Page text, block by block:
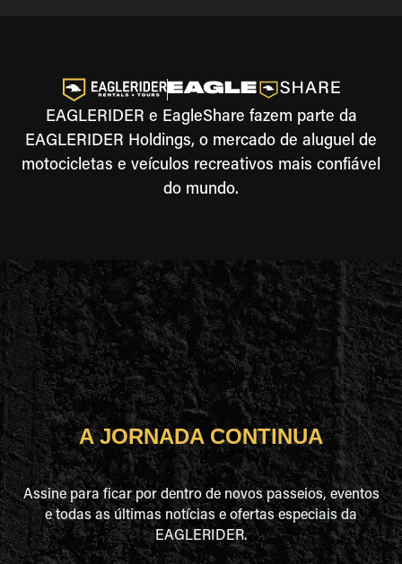
EAGLERIDER e EagleShare fazem parte da
EAGLERIDER Holdings, o mercado de aluguel de
motocicletas e veículos recreativos mais confiável
do mundo.
A JORNADA CONTINUA
Assine para ficar por dentro de novos passeios, eventos
e todas as últimas notícias e ofertas especiais da
EAGLERIDER.